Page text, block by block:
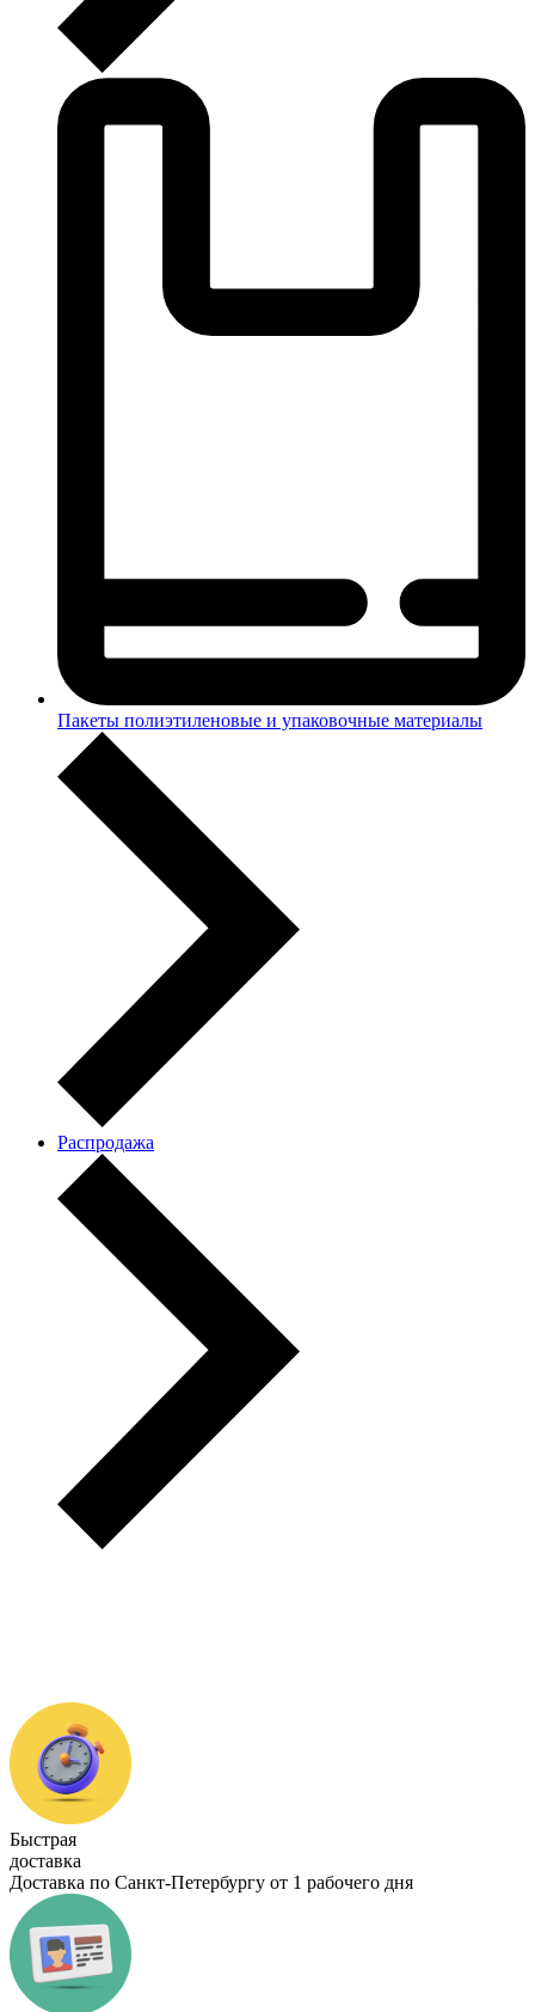
Пакеты полиэтиленовые и упаковочные материалы
Распродажа
Быстрая
доставка
Доставка по Санкт-Петербургу от 1 рабочего дня